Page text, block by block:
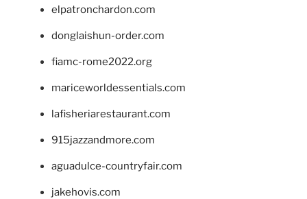
elpatronchardon.com
donglaishun-order.com
fiamc-rome2022.org
mariceworldessentials.com
lafisheriarestaurant.com
915jazzandmore.com
aguadulce-countryfair.com
jakehovis.com